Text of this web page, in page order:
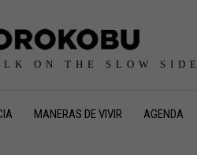
ON THE SLOW SIDE
MANERAS DE VIVIR AGENDA